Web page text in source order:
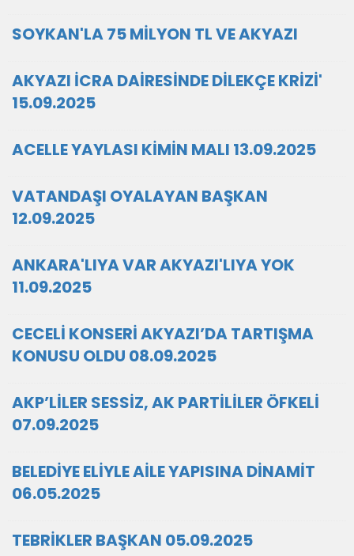
SOYKAN'LA 75 MİLYON TL VE AKYAZI
AKYAZI İCRA DAİRESİNDE DİLEKÇE KRİZİ'
15.09.2025
ACELLE YAYLASI KİMİN MALI 13.09.2025
VATANDAŞI OYALAYAN BAŞKAN
12.09.2025
ANKARA'LIYA VAR AKYAZI'LIYA YOK
11.09.2025
CECELİ KONSERİ AKYAZI’DA TARTIŞMA
KONUSU OLDU 08.09.2025
AKP’LİLER SESSİZ, AK PARTİLİLER ÖFKELİ
07.09.2025
BELEDİYE ELİYLE AİLE YAPISINA DİNAMİT
06.05.2025
TEBRİKLER BAŞKAN 05.09.2025